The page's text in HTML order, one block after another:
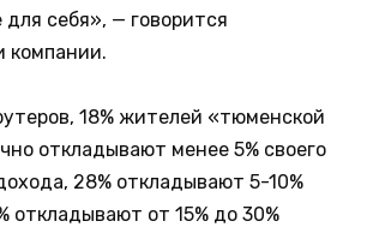
для себя», — говорится
компании.
18% жителей «тюменской
откладывают менее 5% своего
28% откладывают 5-10%
откладывают от 15% до 30%